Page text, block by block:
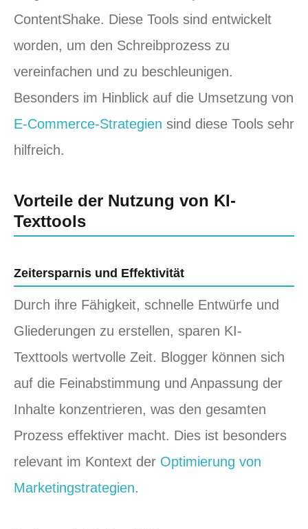
ContentShake. Diese Tools sind entwickelt
worden, um den Schreibprozess zu
vereinfachen und zu beschleunigen.
Besonders im Hinblick auf die Umsetzung von
E-Commerce-Strategien sind diese Tools sehr
hilfreich.
Vorteile der Nutzung von KI-
Texttools
Zeitersparnis und Effektivität
Durch ihre Fähigkeit, schnelle Entwürfe und
Gliederungen zu erstellen, sparen KI-
Texttools wertvolle Zeit. Blogger können sich
auf die Feinabstimmung und Anpassung der
Inhalte konzentrieren, was den gesamten
Prozess effektiver macht. Dies ist besonders
relevant im Kontext der Optimierung von
Marketingstrategien.